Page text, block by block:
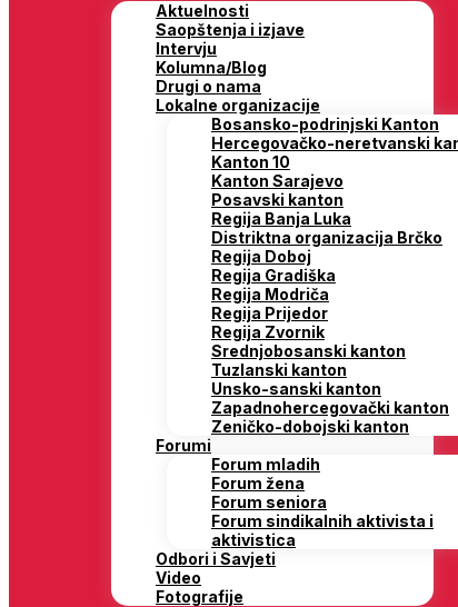
Aktuelnosti
Saopštenja i izjave
Intervju
Kolumna/Blog
Drugi o nama
Lokalne organizacije
Bosansko-podrinjski Kanton
Hercegovačko-neretvanski
Kanton 10
Kanton Sarajevo
Posavski kanton
Regija Banja Luka
Distriktna organizacija Brčko
Regija Doboj
Regija Gradiška
Regija Modriča
Regija Prijedor
Regija Zvornik
Srednjobosanski kanton
Tuzlanski kanton
Unsko-sanski kanton
Zapadnohercegovački kanton
Zeničko-dobojski kanton
Forumi
Forum mladih
Forum žena
Forum seniora
Forum sindikalnih aktivista i
aktivistica
Odbori i Savjeti
Video
Fotografije